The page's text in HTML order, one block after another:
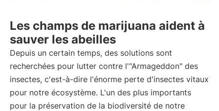
Les champs de marijuana aident à
sauver les abeilles
Depuis un certain temps, des solutions sont
recherchées pour lutter contre l'"Armageddon" des
insectes, c'est-à-dire l'énorme perte d'insectes vitaux
pour notre écosystème. L'un des plus importants
pour la préservation de la biodiversité de notre